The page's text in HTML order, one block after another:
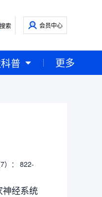
搜索 会员中心
普 更多
）： 822-
神经系统